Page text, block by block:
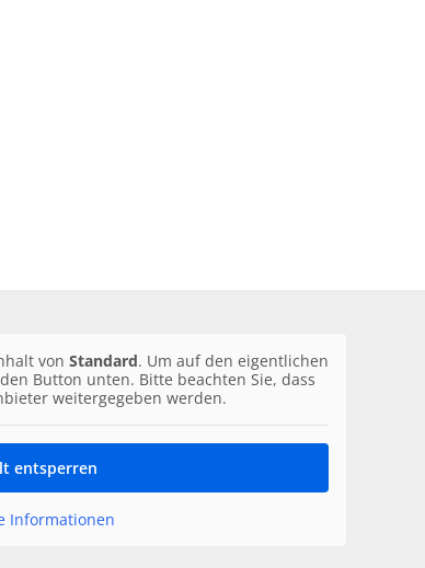
von Standard. Um auf den eigentlichen
Button unten. Bitte beachten Sie, dass
weitergegeben werden.
entsperren
Informationen